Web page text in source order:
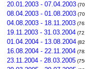
20.01.2003 - 07.04.2003
08.04.2003 - 01.08.2003
04.08.2003 - 18.11.2003
19.11.2003 - 31.03.2004
01.04.2004 - 13.08.2004
16.08.2004 - 22.11.2004
23.11.2004 - 28.03.2005